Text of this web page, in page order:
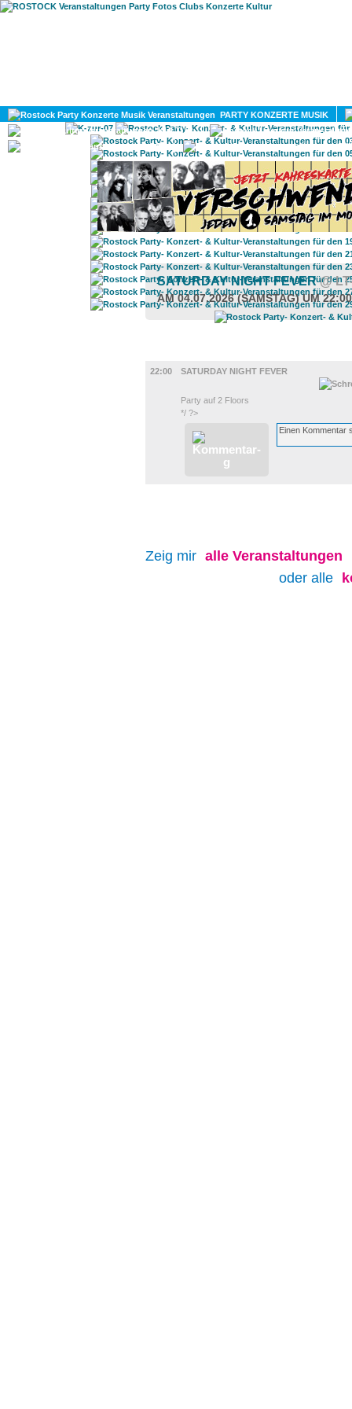
PARTY KONZERTE MUSIK
KULTUR
GAY
SATURDAY NIGHT FEVER@
AM 04.07.2026 (SAMSTAG) UM
22:00
SATURDAY NIGHT FEVER
Party auf 2 Floors
*/ ?>
Zeig mir alle Veranstaltungen
oder alle